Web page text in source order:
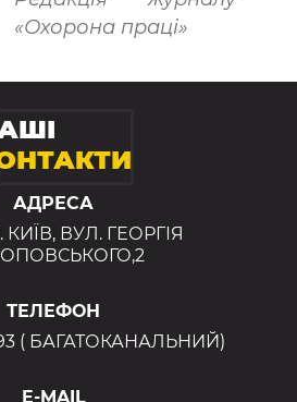
«Охорона праці»
АДРЕСА
КИЇВ, ВУЛ. ГЕОРГІЯ
ТЕЛЕФОН
93 ( БАГАТОКАНАЛЬНИЙ)
E-MAIL